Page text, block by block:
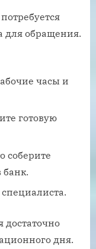
для обращения.
часы и
готовую
соберите
банк.
достаточно
дня.